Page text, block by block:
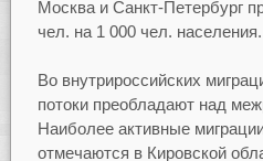
Москва и Санкт-Петербург
чел. на 1 000 чел. населения.
Во внутрироссийских
потоки преобладают над
Наиболее активные
отмечаются в Кировской